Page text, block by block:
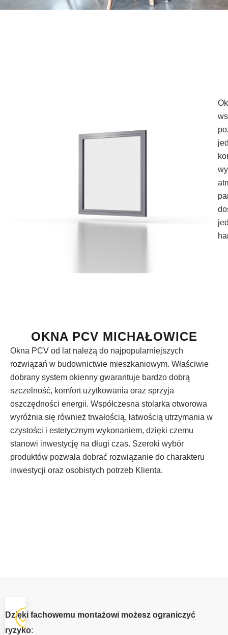
OKNA PCV MICHAŁOWICE
Okna PCV od lat należą do najpopularniejszych
rozwiązań w budownictwie mieszkaniowym. Właściwie
dobrany system okienny gwarantuje bardzo dobrą
szczelność, komfort użytkowania oraz sprzyja
oszczędności energii. Współczesna stolarka otworowa
wyróżnia się również trwałością, łatwością utrzymania w
czystości i estetycznym wykonaniem, dzięki czemu
stanowi inwestycję na długi czas. Szeroki wybór
produktów pozwala dobrać rozwiązanie do charakteru
inwestycji oraz osobistych potrzeb Klienta.
OKNA Z
Dzięki fachowemu montażowi możesz ograniczyć
ryzyko: